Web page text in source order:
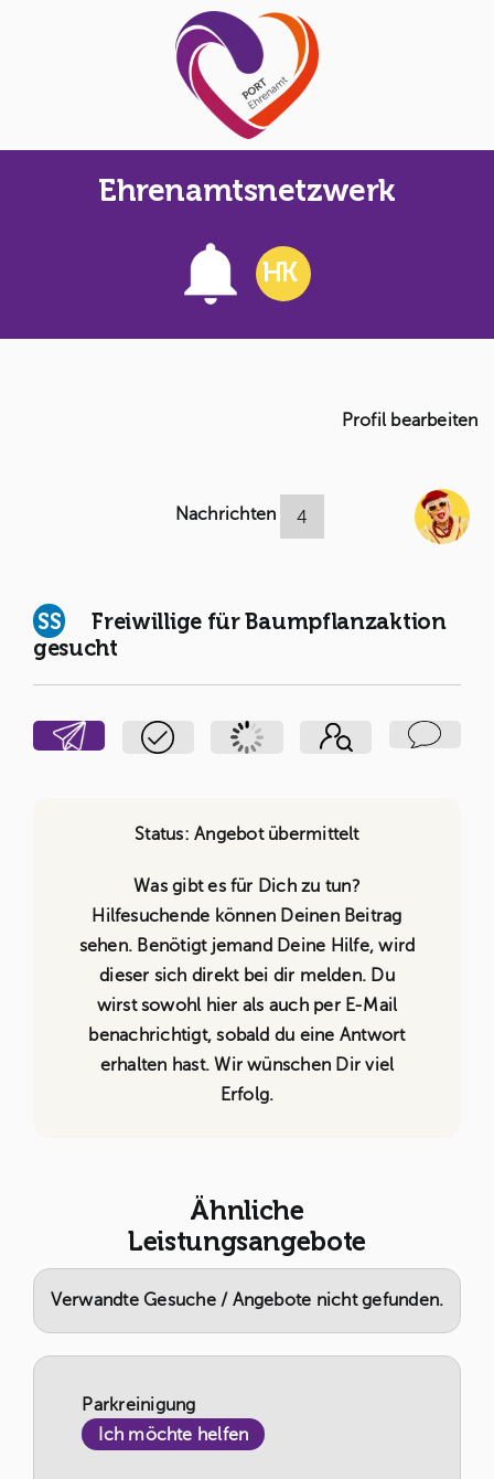
Ehrenamtsnetzwerk
HK
Profil bearbeiten
Nachrichten 4
SS
Freiwillige für Baumpflanzaktion
gesucht
Status: Angebot übermittelt
Was gibt es für Dich zu tun?
Hilfesuchende können Deinen Beitrag
sehen. Benötigt jemand Deine Hilfe, wird
dieser sich direkt bei dir melden. Du
wirst sowohl hier als auch per E-Mail
benachrichtigt, sobald du eine Antwort
erhalten hast. Wir wünschen Dir viel
Erfolg.
Ähnliche
Leistungsangebote
Verwandte Gesuche / Angebote nicht gefunden.
Parkreinigung
Ich möchte helfen